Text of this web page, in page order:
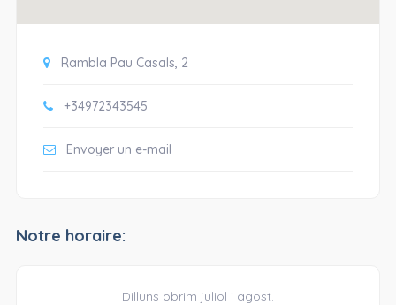
Rambla Pau Casals, 2
+34972343545
Envoyer un e-mail
Notre horaire:
Dilluns obrim juliol i agost.